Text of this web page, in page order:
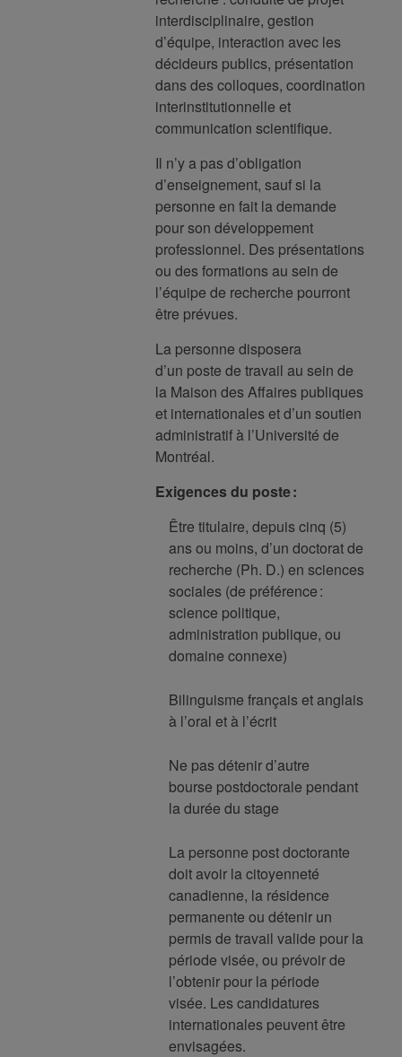
interdisciplinaire, gestion
d’équipe, interaction avec les
décideurs publics, présentation
dans des colloques, coordination
interinstitutionnelle et
communication scientifique.
Il n’y a pas d’obligation
d’enseignement, sauf si la
personne en fait la demande
pour son développement
professionnel. Des présentations
ou des formations au sein de
l’équipe de recherche pourront
être prévues.
La personne disposera
d’un poste de travail au sein de
la Maison des Affaires publiques
et internationales et d’un soutien
administratif à l’Université de
Montréal.
Exigences du poste :
Être titulaire, depuis cinq (5)
ans ou moins, d’un doctorat de
recherche (Ph. D.) en sciences
sociales (de préférence :
science politique,
administration publique, ou
domaine connexe)
Bilinguisme français et anglais
à l’oral et à l’écrit
Ne pas détenir d’autre
bourse postdoctorale pendant
la durée du stage
La personne post doctorante
doit avoir la citoyenneté
canadienne, la résidence
permanente ou détenir un
permis de travail valide pour la
période visée, ou prévoir de
l’obtenir pour la période
visée. Les candidatures
internationales peuvent être
envisagées.